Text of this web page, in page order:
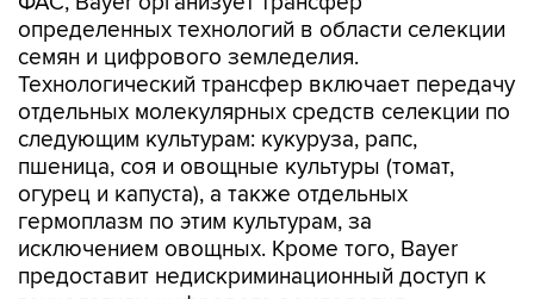
определенных технологий в области селекции
семян и цифрового земледелия.
Технологический трансфер включает передачу
отдельных молекулярных средств селекции по
следующим культурам: кукуруза, рапс,
пшеница, соя и овощные культуры (томат,
огурец и капуста), а также отдельных
гермоплазм по этим культурам, за
исключением овощных. Кроме того, Bayer
предоставит недискриминационный доступ к